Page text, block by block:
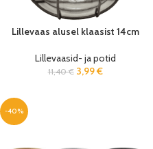
Lillevaas alusel klaasist 14cm
Lillevaasid- ja potid
11,40€ 3,99€
-40%